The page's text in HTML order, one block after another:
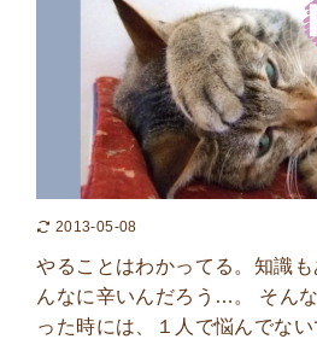
2013-05-08
やることはわかってる。知識
んなに辛いんだろう…。 そん
った時には、１人で悩んでな